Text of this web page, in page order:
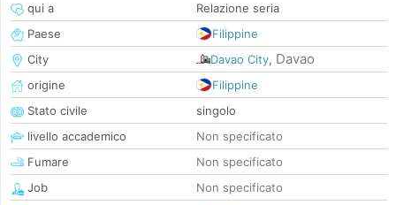
qui a
Relazione seria
Paese
Filippine
City
Davao City, Davao
origine
Filippine
Stato civile
singolo
livello accademico
Non specificato
Fumare
Non specificato
Job
Non specificato